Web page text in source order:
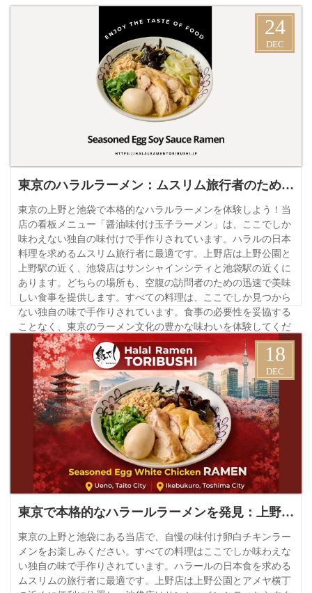
24
DEC
東京のハラルラーメン：ムスリム旅行者のための本格的な味
東京の上野と池袋で本格的なハラルラーメンを体験しよう！当
店の看板メニュー「醤油味付け玉子ラーメン」は、ここでしか
味わえない独自の味付けで手作りされています。ハラルの日本
料理を求めるムスリム旅行者に最適です。上野店は上野公園と
上野駅の近く、池袋店はサンシャインシティと池袋駅の近くに
あります。どちらの場所も、空腹の訪問者のための迅速で美味
しい食事を提供します。すべての料理は、ここでしか見つから
ない独自の味で手作りされています。食事の必要性を妥協する
ことなく、東京のラーメン文化の豊かな味わいを体験してくだ
さい。
詳細
18
DEC
東京で本格的なハラールラーメンを発見：上野と池袋
東京の上野と池袋にある当店で、自慢の味付け卵白チキンラー
メンをお楽しみください。すべての料理はここでしか味わえな
い独自の味で手作りされています。ハラールの日本食を求める
ムスリムの旅行者に最適です。上野店は上野公園とアメヤ横丁